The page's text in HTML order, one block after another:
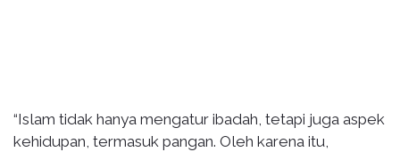
“Islam tidak hanya mengatur ibadah, tetapi juga aspek
kehidupan, termasuk pangan. Oleh karena itu,